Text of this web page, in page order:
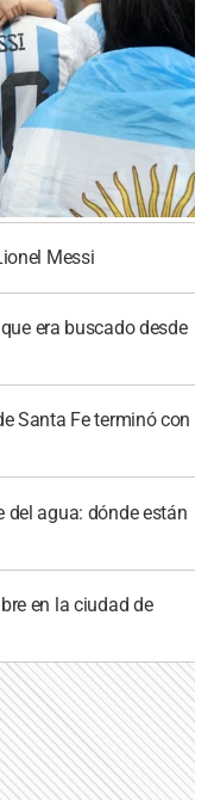
Messi
era buscado desde
Santa Fe terminó con
del agua: dónde están
en la ciudad de